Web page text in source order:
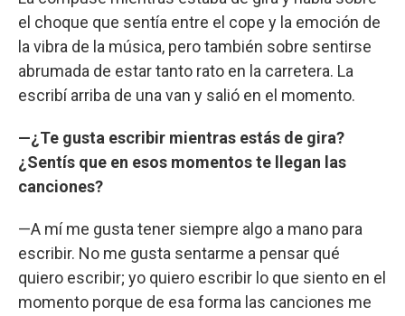
el choque que sentía entre el cope y la emoción de
la vibra de la música, pero también sobre sentirse
abrumada de estar tanto rato en la carretera. La
escribí arriba de una van y salió en el momento.
—¿Te gusta escribir mientras estás de gira?
¿Sentís que en esos momentos te llegan las
canciones?
—A mí me gusta tener siempre algo a mano para
escribir. No me gusta sentarme a pensar qué
quiero escribir; yo quiero escribir lo que siento en el
momento porque de esa forma las canciones me